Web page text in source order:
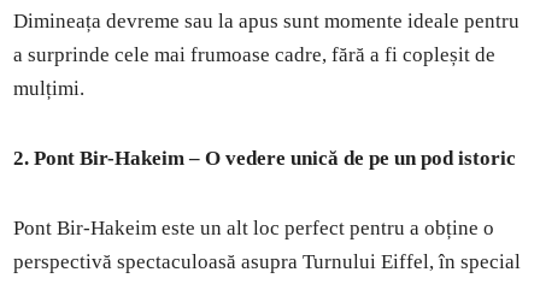
Dimineața devreme sau la apus sunt momente ideale pentru
a surprinde cele mai frumoase cadre, fără a fi copleșit de
mulțimi.
2. Pont Bir-Hakeim – O vedere unică de pe un pod istoric
Pont Bir-Hakeim este un alt loc perfect pentru a obține o
perspectivă spectaculoasă asupra Turnului Eiffel, în special